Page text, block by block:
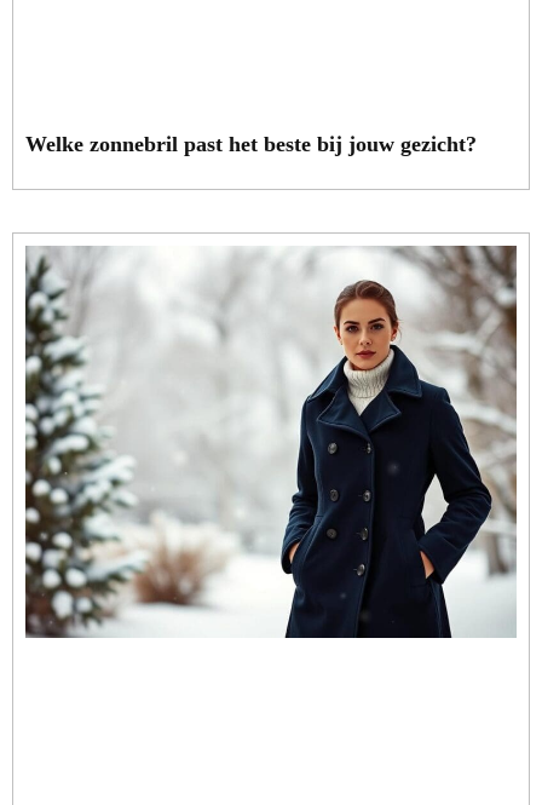
Welke zonnebril past het beste bij jouw gezicht?